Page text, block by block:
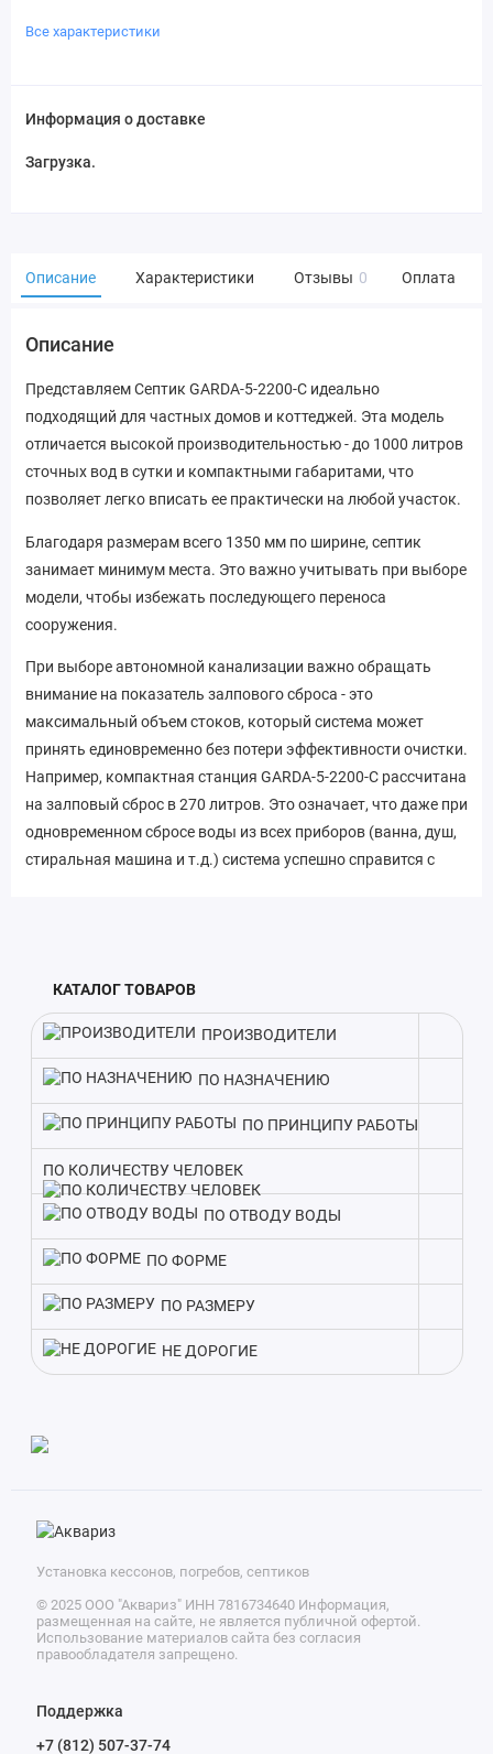
Все характеристики
Информация о доставке
Загрузка...
Описание Характеристики Отзывы 0 Оплата
Описание
Представляем Септик GARDA-5-2200-C идеально
подходящий для частных домов и коттеджей. Эта модель
отличается высокой производительностью - до 1000 литров
сточных вод в сутки и компактными габаритами, что
позволяет легко вписать ее практически на любой участок.
Благодаря размерам всего 1350 мм по ширине, септик
занимает минимум места. Это важно учитывать при выборе
модели, чтобы избежать последующего переноса
сооружения.
При выборе автономной канализации важно обращать
внимание на показатель залпового сброса - это
максимальный объем стоков, который система может
принять единовременно без потери эффективности очистки.
Например, компактная станция GARDA-5-2200-C рассчитана
на залповый сброс в 270 литров. Это означает, что даже при
одновременном сбросе воды из всех приборов (ванна, душ,
стиральная машина и т.д.) система успешно справится с
автономной канализации на загородных участках, дачах и в
частных домах с небольшим количеством проживающих.
В комплекте с септиком идет вся необходимая оснастка.
гарантирует слаженную работу всех элементов очистки
стоков.
Благодаря производительности в 1000 литров, Септик
GARDA-5-2200-C подходит для домов с количеством
проживающих до 5 человек. Поэтому при выборе модели
производительность.
КАТАЛОГ ТОВАРОВ
ПРОИЗВОДИТЕЛИ
ПО НАЗНАЧЕНИЮ
ПО ПРИНЦИПУ РАБОТЫ
ПО КОЛИЧЕСТВУ ЧЕЛОВЕК
ПО ОТВОДУ ВОДЫ
ПО ФОРМЕ
ПО РАЗМЕРУ
НЕ ДОРОГИЕ
Установка кессонов, погребов, септиков
© 2025 ООО "Аквариз" ИНН 7816734640 Информация,
размещенная на сайте, не является публичной офертой.
Использование материалов сайта без согласия
правообладателя запрещено.
Поддержка
+7 (812) 507-37-74